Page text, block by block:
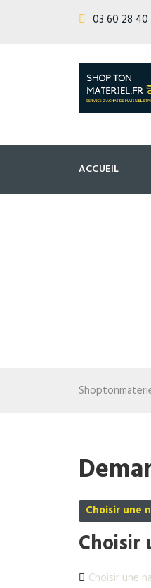
03 60 28 40
ACCUEIL
Choisir une
Choisir
Choisir une